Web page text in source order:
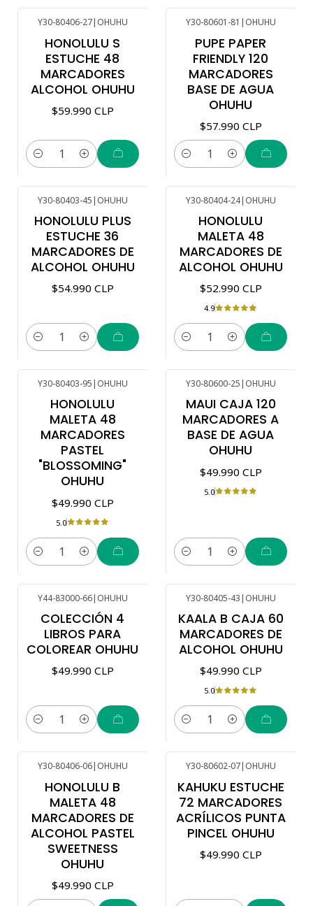
Y30-80406-27| OHUHU
HONOLULU S
ESTUCHE 48
MARCADORES
ALCOHOL OHUHU
$59.990 CLP
Cantidad
Y30-80601-81 | OHUHU
PUPE PAPER
FRIENDLY 120
MARCADORES
BASE DE AGUA
OHUHU
$57.990 CLP
Cantidad
Y30-80403-45| OHUHU
HONOLULU PLUS
ESTUCHE 36
MARCADORES DE
ALCOHOL OHUHU
$54.990 CLP
Cantidad
Y30-80404-24| OHUHU
HONOLULU
MALETA 48
MARCADORES DE
ALCOHOL OHUHU
$52.990 CLP
4.9
Cantidad
Y30-80403-95| OHUHU
HONOLULU
MALETA 48
MARCADORES
PASTEL
"BLOSSOMING"
OHUHU
$49.990 CLP
5.0
Cantidad
Y30-80600-25| OHUHU
MAUI CAJA 120
MARCADORES A
BASE DE AGUA
OHUHU
$49.990 CLP
5.0
Cantidad
Y44-83000-66| OHUHU
COLECCIÓN 4
LIBROS PARA
COLOREAR OHUHU
$49.990 CLP
Cantidad
Y30-80405-43| OHUHU
KAALA B CAJA 60
MARCADORES DE
ALCOHOL OHUHU
$49.990 CLP
5.0
Cantidad
Y30-80406-06| OHUHU
HONOLULU B
MALETA 48
MARCADORES DE
ALCOHOL PASTEL
SWEETNESS
OHUHU
$49.990 CLP
Y30-80602-07| OHUHU
KAHUKU ESTUCHE
72 MARCADORES
ACRÍLICOS PUNTA
PINCEL OHUHU
$49.990 CLP